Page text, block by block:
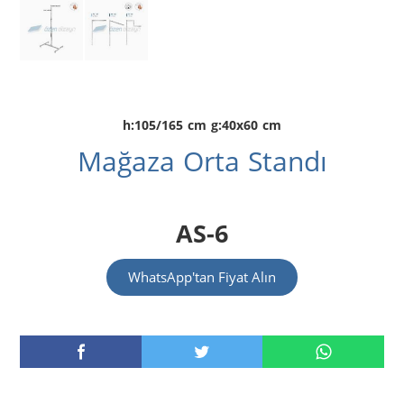
h:105/165 cm g:40x60 cm
Mağaza Orta Standı
AS-6
WhatsApp'tan Fiyat Alın